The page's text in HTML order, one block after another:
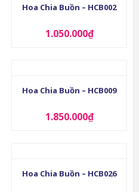
Hoa Chia Buồn – HCB002
1.050.000₫
Hoa Chia Buồn – HCB009
1.850.000₫
Hoa Chia Buồn – HCB026